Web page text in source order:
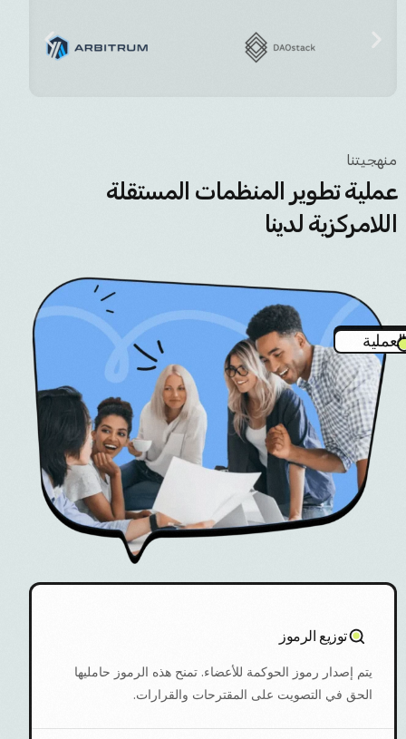
منهجيتنا
عملية تطوير المنظمات المستقلة
اللامركزية لدينا
العملية
توزيع الرموز
يتم إصدار رموز الحوكمة للأعضاء. تمنح هذه الرموز حامليها
الحق في التصويت على المقترحات والقرارات.